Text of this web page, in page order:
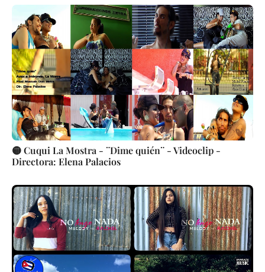
🟡 Cuqui La Mostra - ¨Dime quién¨ - Videoclip -
Directora: Elena Palacios